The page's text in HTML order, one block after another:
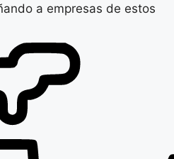
a empresas de estos